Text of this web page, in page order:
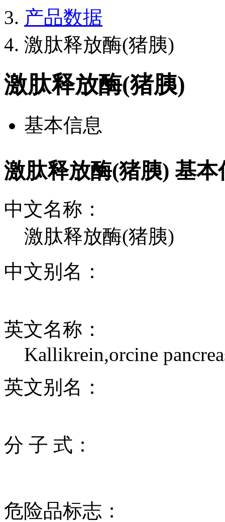
产品数据
激肽释放酶(猪胰)
激肽释放酶(猪胰)
基本信息
激肽释放酶(猪胰) 基本
中文名称：
激肽释放酶(猪胰)
中文别名：
英文名称：
Kallikrein,orcine
英文别名：
分 子 式：
危险品标志：